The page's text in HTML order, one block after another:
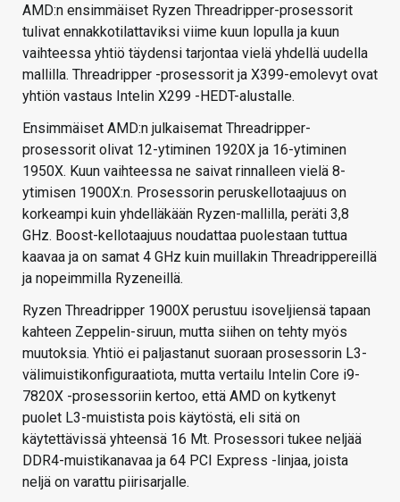
AMD:n ensimmäiset Ryzen Threadripper-prosessorit
tulivat ennakkotilattaviksi viime kuun lopulla ja kuun
vaihteessa yhtiö täydensi tarjontaa vielä yhdellä uudella
mallilla. Threadripper -prosessorit ja X399-emolevyt ovat
yhtiön vastaus Intelin X299 -HEDT-alustalle.
Ensimmäiset AMD:n julkaisemat Threadripper-
prosessorit olivat 12-ytiminen 1920X ja 16-ytiminen
1950X. Kuun vaihteessa ne saivat rinnalleen vielä 8-
ytimisen 1900X:n. Prosessorin peruskellotaajuus on
korkeampi kuin yhdelläkään Ryzen-mallilla, peräti 3,8
GHz. Boost-kellotaajuus noudattaa puolestaan tuttua
kaavaa ja on samat 4 GHz kuin muillakin Threadrippereillä
ja nopeimmilla Ryzeneillä.
Ryzen Threadripper 1900X perustuu isoveljiensä tapaan
kahteen Zeppelin-siruun, mutta siihen on tehty myös
muutoksia. Yhtiö ei paljastanut suoraan prosessorin L3-
välimuistikonfiguraatiota, mutta vertailu Intelin Core i9-
7820X -prosessoriin kertoo, että AMD on kytkenyt
puolet L3-muistista pois käytöstä, eli sitä on
käytettävissä yhteensä 16 Mt. Prosessori tukee neljää
DDR4-muistikanavaa ja 64 PCI Express -linjaa, joista
neljä on varattu piirisarjalle.